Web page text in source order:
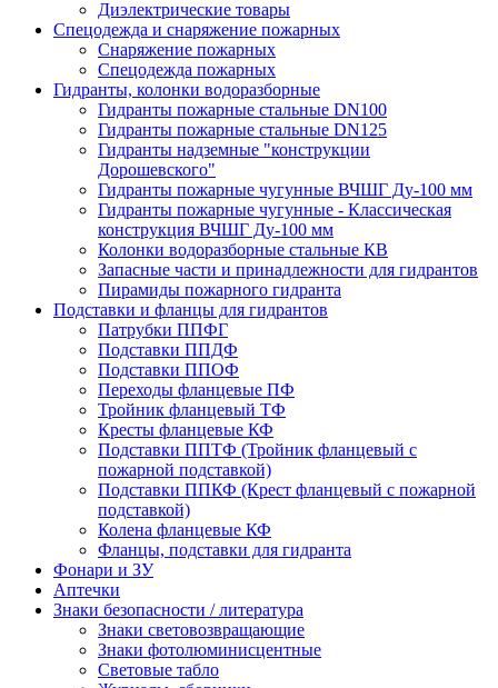
Диэлектрические товары
Спецодежда и снаряжение пожарных
Снаряжение пожарных
Спецодежда пожарных
Гидранты, колонки водоразборные
Гидранты пожарные стальные DN100
Гидранты пожарные стальные DN125
Гидранты надземные "конструкции
Дорошевского"
Гидранты пожарные чугунные ВЧШГ Ду-100 мм
Гидранты пожарные чугунные - Классическая
конструкция ВЧШГ Ду-100 мм
Колонки водоразборные стальные КВ
Запасные части и принадлежности для гидрантов
Пирамиды пожарного гидранта
Подставки и фланцы для гидрантов
Патрубки ППФГ
Подставки ППДФ
Подставки ППОФ
Переходы фланцевые ПФ
Тройник фланцевый ТФ
Кресты фланцевые КФ
Подставки ППТФ (Тройник фланцевый с
пожарной подставкой)
Подставки ППКФ (Крест фланцевый с пожарной
подставкой)
Колена фланцевые КФ
Фланцы, подставки для гидранта
Фонари и ЗУ
Аптечки
Знаки безопасности / литература
Знаки световозвращающие
Знаки фотолюминисцентные
Световые табло